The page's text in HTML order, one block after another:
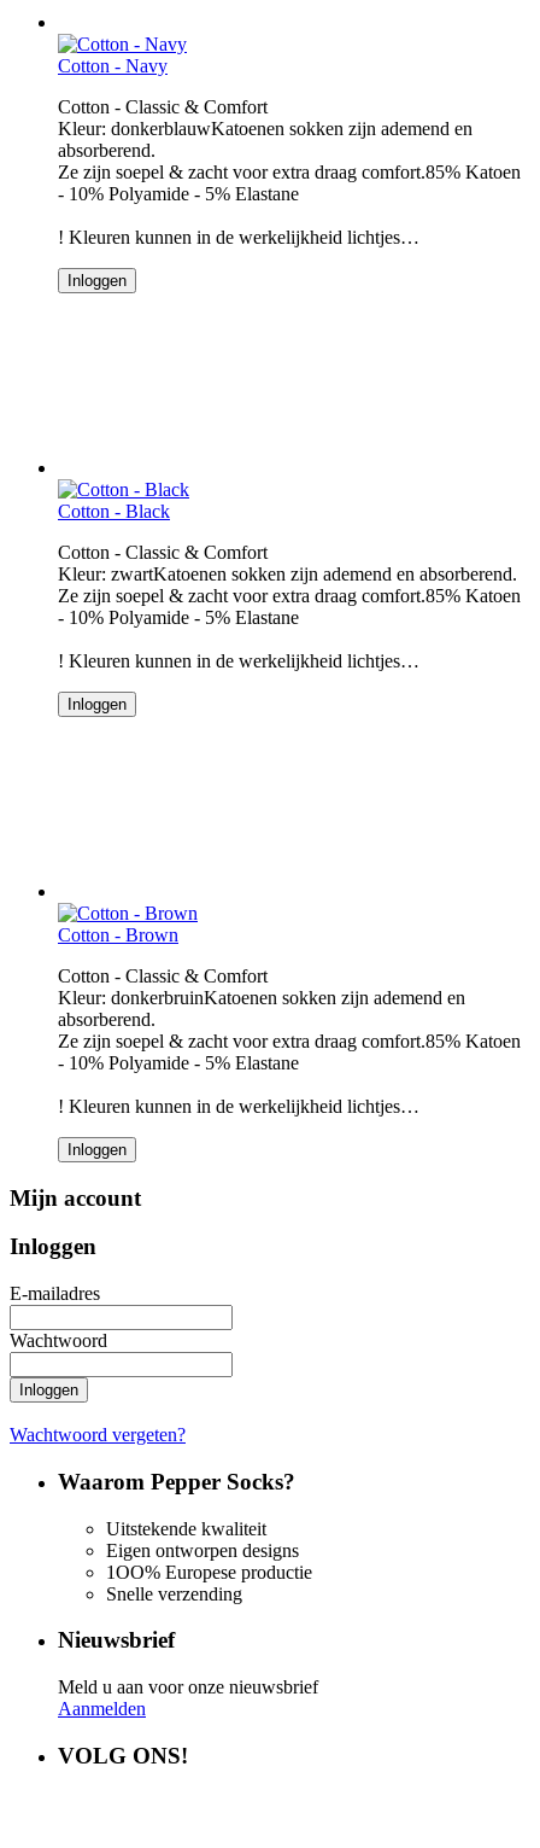
Cotton - Navy
Cotton - Classic & Comfort
Kleur: donkerblauwKatoenen sokken zijn ademend en
absorberend.
Ze zijn soepel & zacht voor extra draag comfort.85% Katoen
- 10% Polyamide - 5% Elastane
! Kleuren kunnen in de werkelijkheid lichtjes…
Inloggen
Cotton - Black
Cotton - Classic & Comfort
Kleur: zwartKatoenen sokken zijn ademend en absorberend.
Ze zijn soepel & zacht voor extra draag comfort.85% Katoen
- 10% Polyamide - 5% Elastane
! Kleuren kunnen in de werkelijkheid lichtjes…
Inloggen
Cotton - Brown
Cotton - Classic & Comfort
Kleur: donkerbruinKatoenen sokken zijn ademend en
absorberend.
Ze zijn soepel & zacht voor extra draag comfort.85% Katoen
- 10% Polyamide - 5% Elastane
! Kleuren kunnen in de werkelijkheid lichtjes…
Inloggen
Mijn account
Inloggen
E-mailadres
Wachtwoord
Inloggen
Wachtwoord vergeten?
Waarom Pepper Socks?
Uitstekende kwaliteit
Eigen ontworpen designs
1OO% Europese productie
Snelle verzending
Nieuwsbrief
Meld u aan voor onze nieuwsbrief
Aanmelden
VOLG ONS!